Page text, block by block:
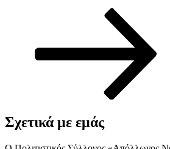
Σχετικά με εμάς